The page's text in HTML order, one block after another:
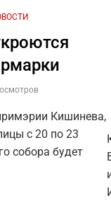
Кишинева,
с 20 по 23
собора будет